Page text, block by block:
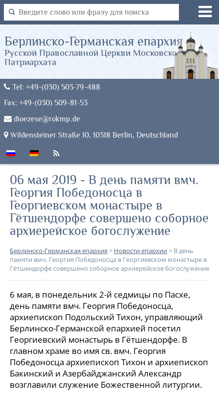
Tel: +49-(030) 503-79-488
Fax: +49-(030) 509-81-53
dioezese@rokmp.de
Wildensteiner Straße 10, 10318 Berlin, Deutschland
Берлинско-Германская епархия
Русской Православной Церкви Московского
Патриархата
06 мая 2019 - В день памяти вмч.
Георгия Победоносца в
Георгиевском монастыре в
Гётшендорфе совершено соборное
архиерейское богослужение
Берлинско-Германская епархия > Новости епархии> В день
памяти вмч. Георгия Победоносца в Георгиевском монастыре в
Гётшендорфе совершено соборное архиерейское богослужение
6 мая, в понедельник 2-й седмицы по Пасхе,
день памяти вмч. Георгия Победоносца,
архиепископ Подольский Тихон, управляющий
Берлинско-Германской епархией посетил
Георгиевский монастырь в Гётшендорфе. В
главном храме во имя св. вмч. Георгия
Победоносца архиепископ Тихон и архиепископ
Бакинский и Азербайджанский Александр
возглавили служение Божественной литургии.